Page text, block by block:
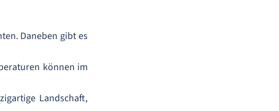
Daneben gibt es
können im
Landschaft,